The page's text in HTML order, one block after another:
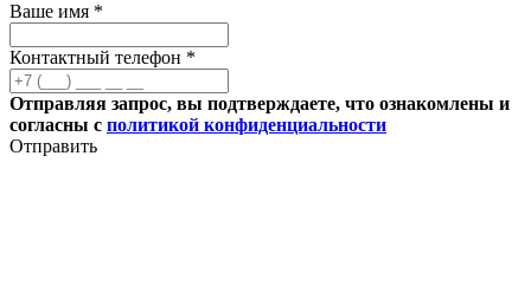
Ваше имя *
Контактный телефон *
Отправляя запрос, вы подтверждаете, что ознакомлены и
согласны с политикой конфиденциальности
Отправить